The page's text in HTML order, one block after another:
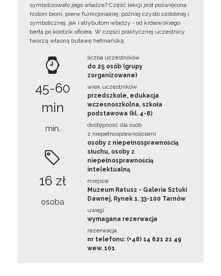
symbolizowało jego władze? Część lekcji jest poświęcona
historii broni, pierw funkcjonalnej, później czysto ozdobnej i
symbolicznej, jak i atrybutom władzy - od królewskiego
berła po kordzik oficera. W części praktycznej uczestnicy
tworzą własną buławę hetmańską.
45-60
min
min.
16 zł
osoba
liczba uczestników
do 25 osób (grupy
zorganizowane)
wiek uczestników
przedszkole, edukacja
wczesnoszkolna, szkoła
podstawowa (kl. 4-8)
dostępność dla osób
z niepełnosprawnościami
osoby z niepełnosprawnością
słuchu, osoby z
niepełnosprawnością
intelektualną
miejsce
Muzeum Ratusz - Galeria Sztuki
Dawnej, Rynek 1, 33-100 Tarnów
uwagi
wymagana rezerwacja
rezerwacja
nr telefonu: (+48) 14 621 21 49
wew. 101